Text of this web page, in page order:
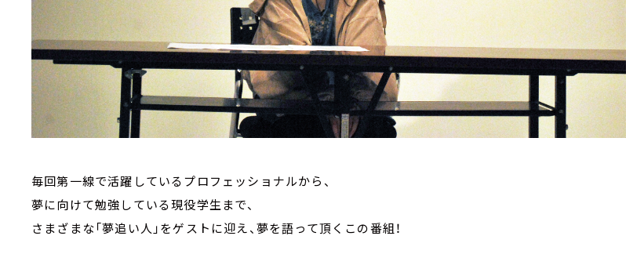
毎回第一線で活躍しているプロフェッショナルから、
夢に向けて勉強している現役学生まで、
さまざまな「夢追い人」をゲストに迎え、夢を語って頂くこの番組！